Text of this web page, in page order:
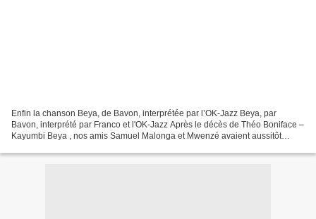
Enfin la chanson Beya, de Bavon, interprétée par l’OK-Jazz Beya, par
Bavon, interprété par Franco et l'OK-Jazz Après le décès de Théo Boniface –
Kayumbi Beya , nos amis Samuel Malonga et Mwenzé avaient aussitôt